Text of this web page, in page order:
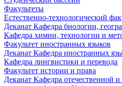
Факультеты
Естественно-технологический
Деканат Кафедра биологии,
Кафедра химии, технологии и
Факультет иностранных языков
Деканат Кафедра иностранных
Кафедра лингвистики и перевода
Факультет истории и права
Деканат Кафедра отечественной